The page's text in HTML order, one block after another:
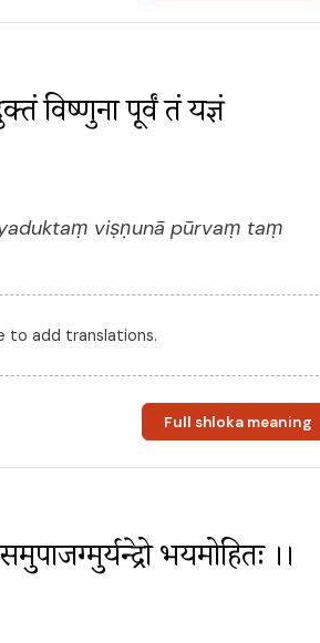
विष्णुना पूर्वं तं यज्ञं
viṣṇunā pūrvaṃ taṃ
to add translations.
Full shloka meaning
भयमोहितः ।।